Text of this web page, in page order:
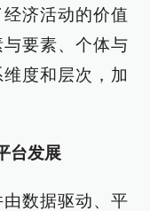
济活动的价值
要素、个体与
度和层次，加
台发展
数据驱动、平